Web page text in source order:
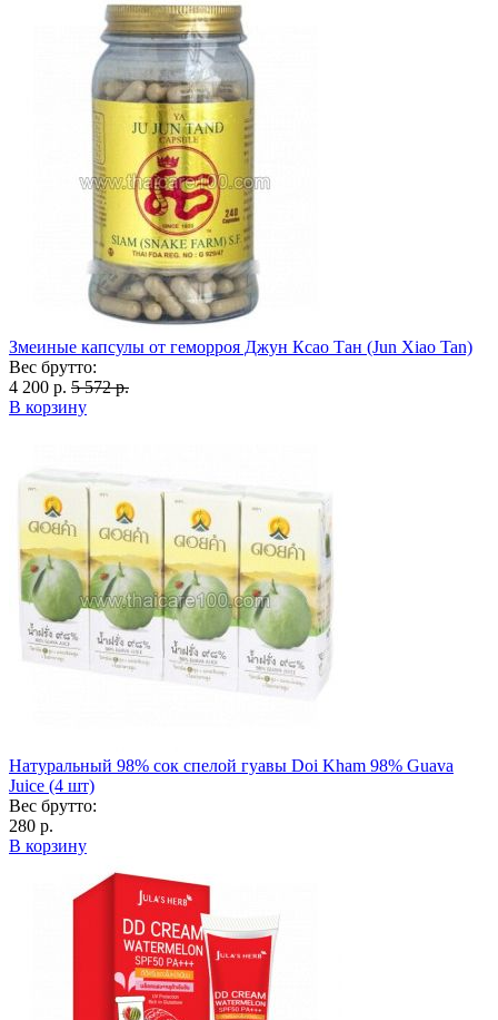
Змеиные капсулы от геморроя Джун Ксао Тан (Jun Xiao Tan)
Вес брутто:
4 200 р. 5 572 р.
В корзину
Натуральный 98% сок спелой гуавы Doi Kham 98% Guava
Juice (4 шт)
Вес брутто:
280 р.
В корзину